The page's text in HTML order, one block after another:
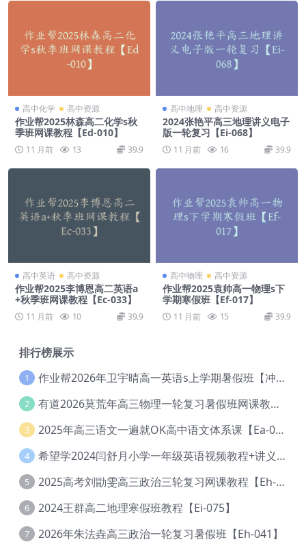
高中化学 高中资源
作业帮2025林森高二化学s秋
季班网课教程【Ed-010】
11 月前 13 39.9
高中地理 高中资源
2024张艳平高三地理讲义电子
版一轮复习【Ei-068】
11 月前 16 39.9
高中英语 高中资源
作业帮2025李博恩高二英语a
+秋季班网课教程【Ec-033】
11 月前 10 39.9
高中物理 高中资源
作业帮2025袁帅高一物理s下
学期寒假班【Ef-017】
11 月前 15 39.9
排行榜展示
1 作业帮2026年卫宇晴高一英语s上学期暑假班【冲顶班】【Ec-003】
2 有道2026莫荒年高三物理一轮复习暑假班网课教程【Ef-044】
3 2025年高三语文一遍就OK高中语文体系课【Ea-028】
4 希望学2024闫舒月小学一年级英语视频教程+讲义【Cc-004】
5 2025高考刘勖雯高三政治三轮复习网课教程【Eh-061】
6 2024王群高二地理寒假班教程【Ei-075】
7 2026年朱法垚高三政治一轮复习暑假班【Eh-041】